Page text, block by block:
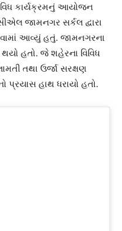
કાર્યક્રમનું આયોજન
જામનગર સર્કલ દ્વારા
આવ્યું હતું. જામનગરના
હતો. જે શહેરના વિવિધ
તથા ઉર્જા સરક્ષણ
પ્રયાસ હાથ ધરાયો હતો.